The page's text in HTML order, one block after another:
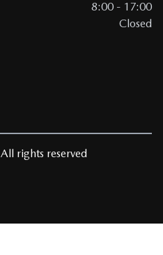
8:00 - 17:00
Closed
All rights reserved